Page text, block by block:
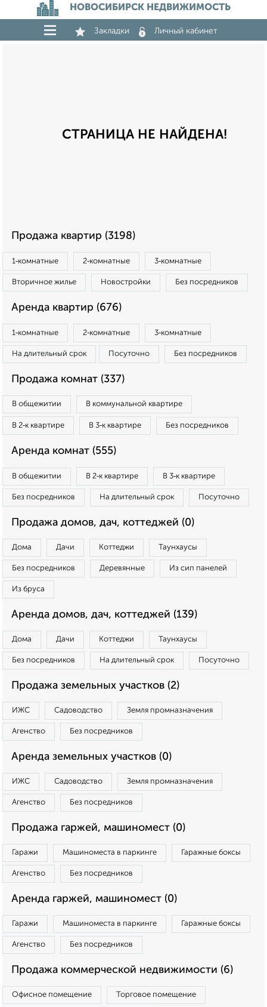
НОВОСИБИРСК НЕДВИЖИМОСТЬ
Закладки Личный кабинет
СТРАНИЦА НЕ НАЙДЕНА!
Продажа квартир (3198)
1‑комнатные 2‑комнатные 3‑комнатные
Вторичное жилье Новостройки Без посредников
Аренда квартир (676)
1‑комнатные 2‑комнатные 3‑комнатные
На длительный срок Посуточно Без посредников
Продажа комнат (337)
В общежитии В коммунальной квартире
В 2‑к квартире В 3‑к квартире Без посредников
Аренда комнат (555)
В общежитии В 2‑к квартире В 3‑к квартире
Без посредников На длительный срок Посуточно
Продажа домов, дач, коттеджей (0)
Дома Дачи Коттеджи Таунхаусы
Без посредников Деревянные Из сип панелей
Из бруса
Аренда домов, дач, коттеджей (139)
Дома Дачи Коттеджи Таунхаусы
Без посредников На длительный срок Посуточно
Продажа земельных участков (2)
ИЖС Садоводство Земля промназначения
Агенство Без посредников
Аренда земельных участков (0)
ИЖС Садоводство Земля промназначения
Агенство Без посредников
Продажа гаржей, машиномест (0)
Гаражи Машиноместа в паркинге Гаражные боксы
Агенство Без посредников
Аренда гаржей, машиномест (0)
Гаражи Машиноместа в паркинге Гаражные боксы
Агенство Без посредников
Продажа коммерческой недвижимости (6)
Офисное помещение Торговое помещение